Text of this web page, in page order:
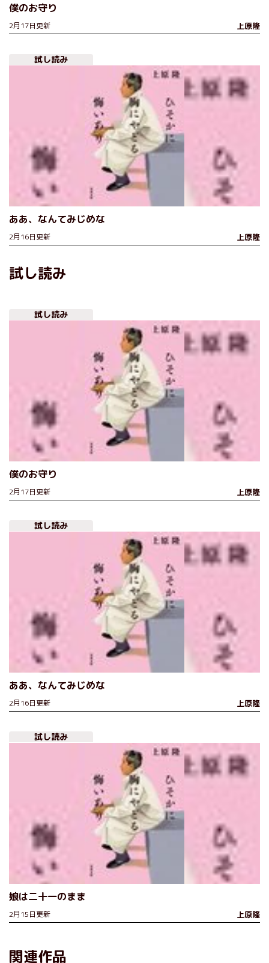
僕のお守り
2月17日更新 上原隆
試し読み
ああ、なんてみじめな
2月16日更新 上原隆
試し読み
試し読み
僕のお守り
2月17日更新 上原隆
試し読み
ああ、なんてみじめな
2月16日更新 上原隆
試し読み
娘は二十一のまま
2月15日更新 上原隆
関連作品